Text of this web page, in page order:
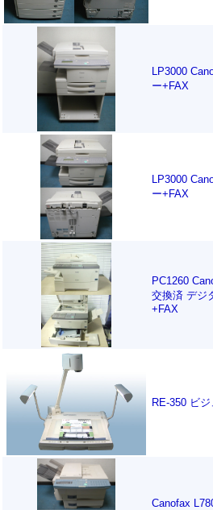
LP3000
ー+FAX
LP3000
ー+FAX
PC1260
交換済 デジ
+FAX
RE-350 ビ
Canofax